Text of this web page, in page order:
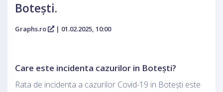
Botești.
Graphs.ro | 01.02.2025, 10:00
Care este incidenta cazurilor in Botești?
Rata de incidenta a cazurilor Covid-19 in Botești este